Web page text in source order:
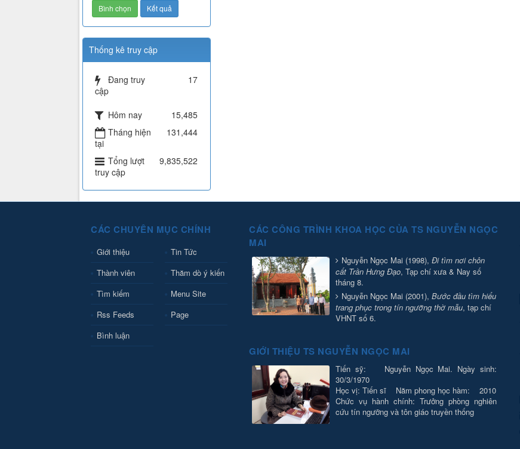
Thống kê truy cập
Đang truy
cập
17
Hôm nay
15,485
Tháng hiện
tại
131,444
Tổng lượt
truy cập
9,835,522
CÁC CHUYÊN MỤC CHÍNH
Giới thiệu
Tin Tức
Thành viên
Thăm dò ý kiến
Tìm kiếm
Menu Site
Rss Feeds
Page
Bình luận
CÁC CÔNG TRÌNH KHOA HỌC CỦA TS NGUYỄN NGỌC
MAI
Nguyễn Ngọc Mai (1998), Đi tìm nơi chôn
cất Trần Hưng Đạo, Tạp chí xưa & Nay số
tháng 8.
Nguyễn Ngọc Mai (2001), Bước đầu tìm hiểu
trang phục trong tín ngưỡng thờ mẫu, tạp chí
VHNT số 6.
GIỚI THIỆU TS NGUYỄN NGỌC MAI
Tiến sỹ: Nguyễn Ngọc Mai. Ngày sinh:
30/3/1970
Học vị: Tiến sĩ Năm phong học hàm: 2010
Chức vụ hành chính: Trưởng phòng nghiên
cứu tín ngưỡng và tôn giáo truyền thống